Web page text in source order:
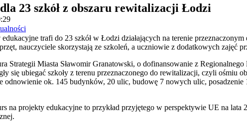
23 szkół z obszaru rewitalizacji Łodzi
trafi do 23 szkół w Łodzi działających na terenie
nauczyciele skorzystają ze szkoleń, a uczniowie z dodatkowych zajęć
Strategii Miasta Sławomir Granatowski, o dofinansowanie z Regionalnego
się ubiegać szkoły z terenu przeznaczonego do rewitalizacji, czyli ośmiu
odnowienie ok. 145 budynków, 20 ulic, budowę 7 nowych ulic, posadzenie
na projekty edukacyjne to przykład przyjętego w perspektywie UE na lata